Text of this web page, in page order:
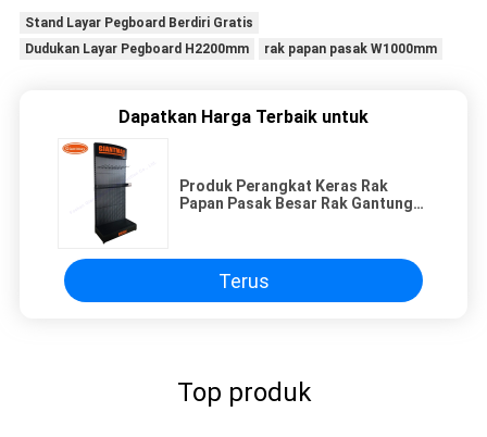
Stand Layar Pegboard Berdiri Gratis
Dudukan Layar Pegboard H2200mm
rak papan pasak W1000mm
Dapatkan Harga Terbaik untuk
Produk Perangkat Keras Rak
Papan Pasak Besar Rak Gantung
Terus
Top produk